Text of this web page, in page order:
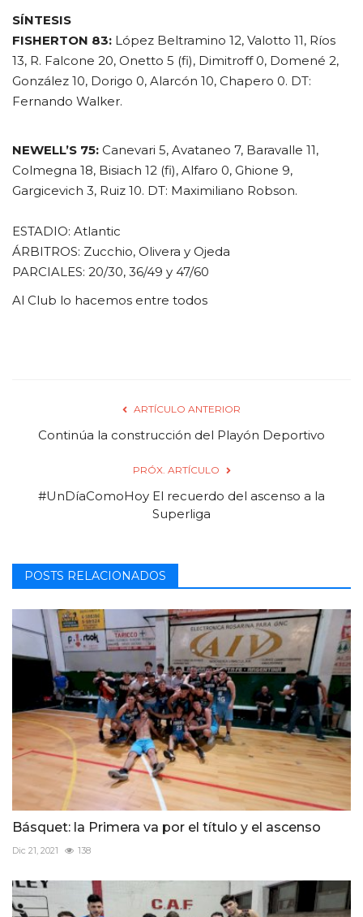
SÍNTESIS
FISHERTON 83: López Beltramino 12, Valotto 11, Ríos
13, R. Falcone 20, Onetto 5 (fi), Dimitroff 0, Domené 2,
González 10, Dorigo 0, Alarcón 10, Chapero 0. DT:
Fernando Walker.
NEWELL’S 75: Canevari 5, Avataneo 7, Baravalle 11,
Colmegna 18, Bisiach 12 (fi), Alfaro 0, Ghione 9,
Gargicevich 3, Ruiz 10. DT: Maximiliano Robson.
ESTADIO: Atlantic
ÁRBITROS: Zucchio, Olivera y Ojeda
PARCIALES: 20/30, 36/49 y 47/60
Al Club lo hacemos entre todos
ARTÍCULO ANTERIOR
Continúa la construcción del Playón Deportivo
PRÓX. ARTÍCULO
#UnDíaComoHoy El recuerdo del ascenso a la
Superliga
POSTS RELACIONADOS
Básquet: la Primera va por el título y el ascenso
Dic 21, 2021 138